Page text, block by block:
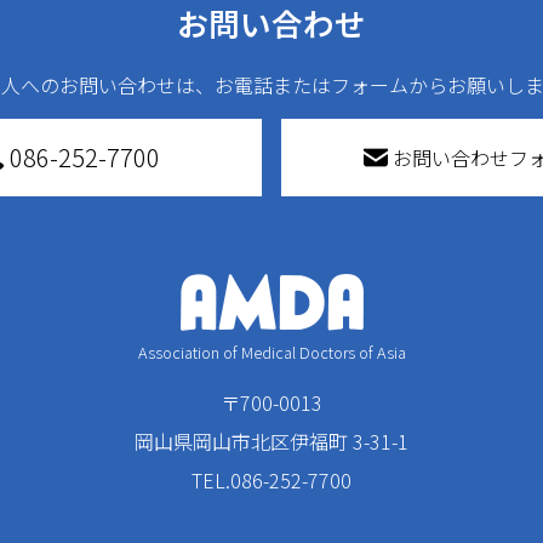
お問い合わせ
へのお問い合わせは、お電話またはフォームからお願いしま
086-252-7700 お問い合わせフ
Association of Medical Doctors of Asia
〒700-0013
岡山県岡山市北区伊福町 3-31-1
TEL.086-252-7700